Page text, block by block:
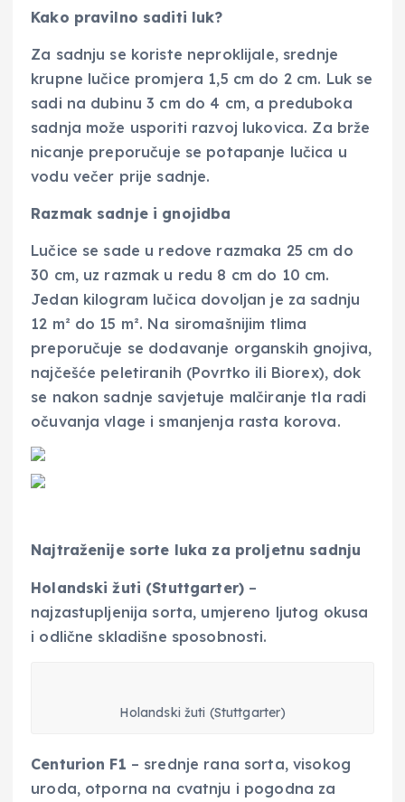
Kako pravilno saditi luk?
Za sadnju se koriste neproklijale, srednje
krupne lučice promjera 1,5 cm do 2 cm. Luk se
sadi na dubinu 3 cm do 4 cm, a preduboka
sadnja može usporiti razvoj lukovica. Za brže
nicanje preporučuje se potapanje lučica u
vodu večer prije sadnje.
Razmak sadnje i gnojidba
Lučice se sade u redove razmaka 25 cm do
30 cm, uz razmak u redu 8 cm do 10 cm.
Jedan kilogram lučica dovoljan je za sadnju
12 m² do 15 m². Na siromašnijim tlima
preporučuje se dodavanje organskih gnojiva,
najčešće peletiranih (Povrtko ili Biorex), dok
se nakon sadnje savjetuje malčiranje tla radi
očuvanja vlage i smanjenja rasta korova.
Najtraženije sorte luka za proljetnu sadnju
Holandski žuti (Stuttgarter) –
najzastupljenija sorta, umjereno ljutog okusa
i odlične skladišne sposobnosti.
Holandski žuti (Stuttgarter)
Centurion F1 – srednje rana sorta, visokog
uroda, otporna na cvatnju i pogodna za